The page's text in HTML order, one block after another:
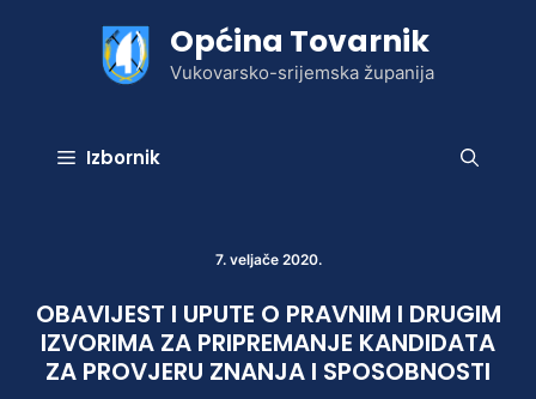
Općina Tovarnik
Vukovarsko-srijemska županija
Izbornik
7. veljače 2020.
OBAVIJEST I UPUTE O PRAVNIM I DRUGIM
IZVORIMA ZA PRIPREMANJE KANDIDATA
ZA PROVJERU ZNANJA I SPOSOBNOSTI